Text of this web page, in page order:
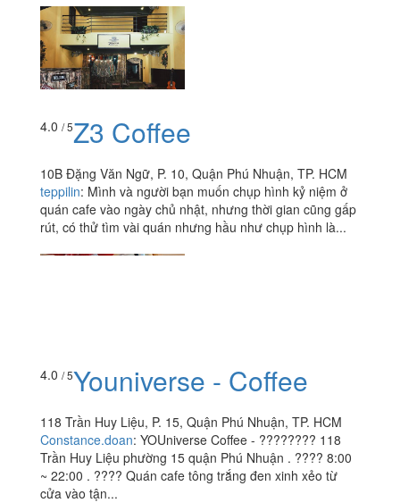
4.0 / 5Z3 Coffee
10B Đặng Văn Ngữ, P. 10, Quận Phú Nhuận, TP. HCM
teppilin: Mình và người bạn muốn chụp hình kỷ niệm ở
quán cafe vào ngày chủ nhật, nhưng thời gian cũng gấp
rút, có thử tìm vài quán nhưng hầu như chụp hình là...
4.0 / 5Youniverse - Coffee
118 Trần Huy Liệu, P. 15, Quận Phú Nhuận, TP. HCM
Constance.doan: YOUniverse Coffee - ???????? 118
Trần Huy Liệu phường 15 quận Phú Nhuận . ???? 8:00
~ 22:00 . ???? Quán cafe tông trắng đen xinh xẻo từ
cửa vào tận...